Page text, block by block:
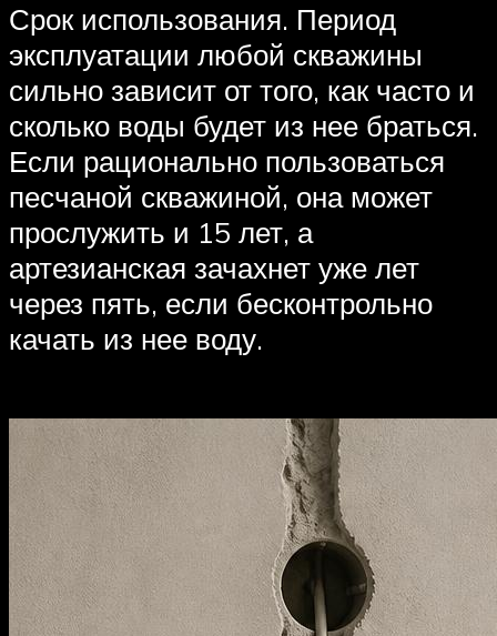
Срок использования. Период
эксплуатации любой скважины
сильно зависит от того, как часто и
сколько воды будет из нее браться.
Если рационально пользоваться
песчаной скважиной, она может
прослужить и 15 лет, а
артезианская зачахнет уже лет
через пять, если бесконтрольно
качать из нее воду.